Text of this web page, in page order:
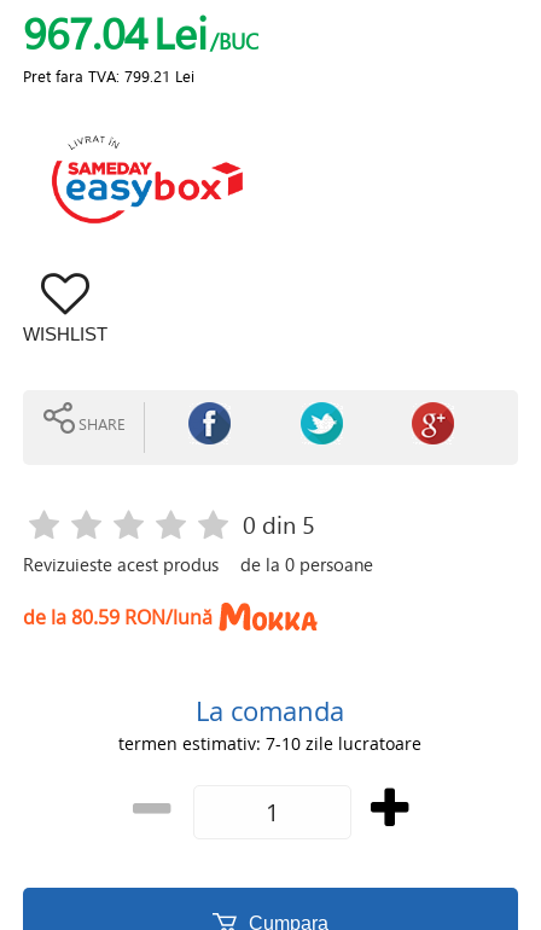
967.04Lei/BUC
Pret fara TVA:799.21 Lei
WISHLIST
SHARE
Revizuieste acest produs
0 din 5
de la0 persoane
de la 80.59 RON/lună
La comanda
termen estimativ: 7-10 zile lucratoare
Cumpara